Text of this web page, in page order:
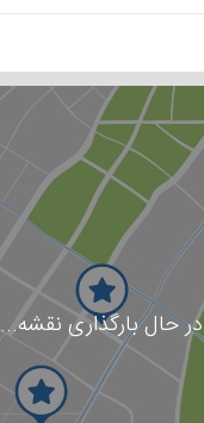
در حال بارگذاری نقشه...